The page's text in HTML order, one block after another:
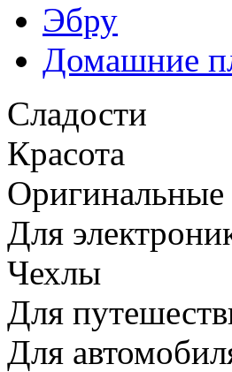
Эбру
Домашние
Сладости
Красота
Оригинальные
Для
Чехлы
Для
Для